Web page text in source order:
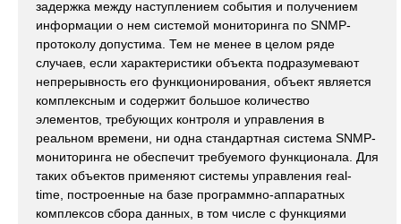
задержка между наступлением события и получением
информации о нем системой мониторинга по SNMP-
протоколу допустима. Тем не менее в целом ряде
случаев, если характеристики объекта подразумевают
непрерывность его функционирования, объект является
комплексным и содержит большое количество
элементов, требующих контроля и управления в
реальном времени, ни одна стандартная система SNMP-
мониторинга не обеспечит требуемого функционала. Для
таких объектов применяют системы управления real-
time, построенные на базе программно-аппаратных
комплексов сбора данных, в том числе c функциями